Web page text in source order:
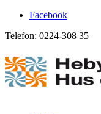
Facebook
Telefon: 0224-308 35